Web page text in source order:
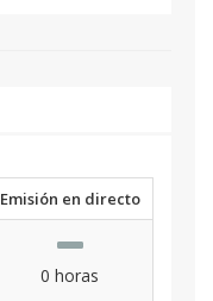
Emisión en directo
0 horas